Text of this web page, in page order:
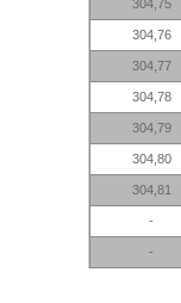
304,75
304,76
304,77
304,78
304,79
304,80
304,81
-
-